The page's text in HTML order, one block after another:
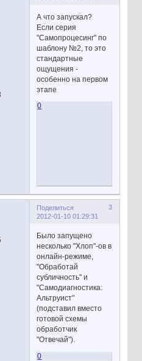
А что запускал?
Если серия
"Самопроцесинг" по
шаблону №2, то это
стандартные
ощущения -
особенно на первом
этапе
0
Поделиться
3
2012-01-10 01:29:31
Было запущено
несколько "Хлоп"-ов в
онлайн-режиме,
"Обработай
субличность" и
"Самодиагностика:
Альтруист"
(подставил вместо
готовой схемы
обработчик
"Отвечай").
0